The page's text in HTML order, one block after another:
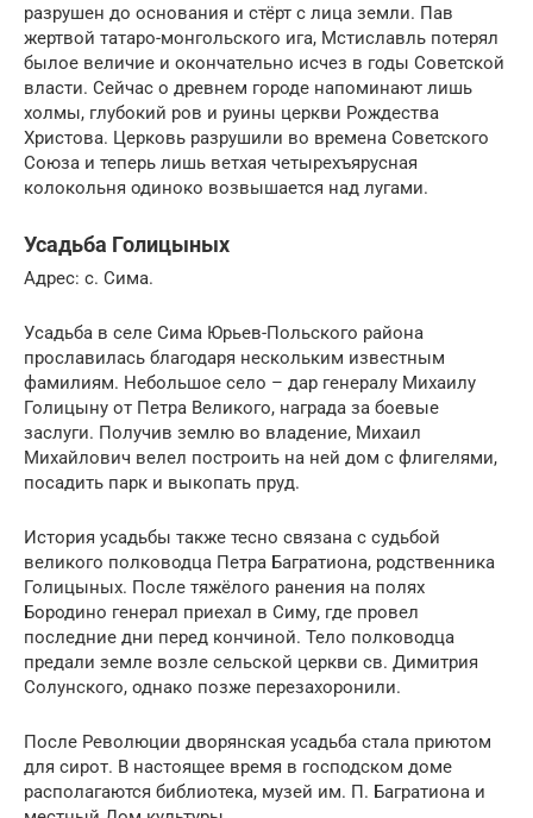
разрушен до основания и стёрт с лица земли. Пав
жертвой татаро-монгольского ига, Мстиславль потерял
былое величие и окончательно исчез в годы Советской
власти. Сейчас о древнем городе напоминают лишь
холмы, глубокий ров и руины церкви Рождества
Христова. Церковь разрушили во времена Советского
Союза и теперь лишь ветхая четырехъярусная
колокольня одиноко возвышается над лугами.
Усадьба Голицыных
Адрес: с. Сима.
Усадьба в селе Сима Юрьев-Польского района
прославилась благодаря нескольким известным
фамилиям. Небольшое село – дар генералу Михаилу
Голицыну от Петра Великого, награда за боевые
заслуги. Получив землю во владение, Михаил
Михайлович велел построить на ней дом с флигелями,
посадить парк и выкопать пруд.
История усадьбы также тесно связана с судьбой
великого полководца Петра Багратиона, родственника
Голицыных. После тяжёлого ранения на полях
Бородино генерал приехал в Симу, где провел
последние дни перед кончиной. Тело полководца
предали земле возле сельской церкви св. Димитрия
Солунского, однако позже перезахоронили.
После Революции дворянская усадьба стала приютом
для сирот. В настоящее время в господском доме
располагаются библиотека, музей им. П. Багратиона и